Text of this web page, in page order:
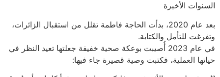
السنوات الأخيرة
بعد عام 2020، بدأت الحاجة فاطمة تقلل من استقبال الزائرات،
وتفرغت للتأمل والكتابة.
في عام 2023 أُصيبت بوعكة صحية خفيفة جعلتها تعيد النظر في
حياتها العملية، فكتبت وصية قصيرة جاء فيها: